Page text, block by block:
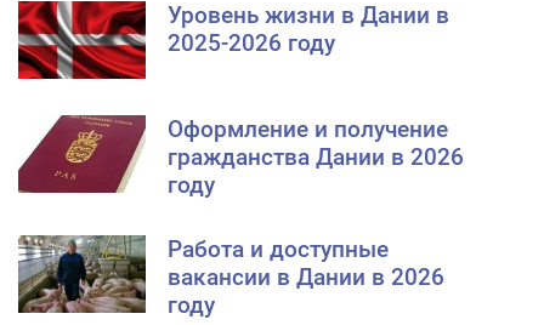
Уровень жизни в Дании в
2025-2026 году
Оформление и получение
гражданства Дании в 2026
году
Работа и доступные
вакансии в Дании в 2026
году